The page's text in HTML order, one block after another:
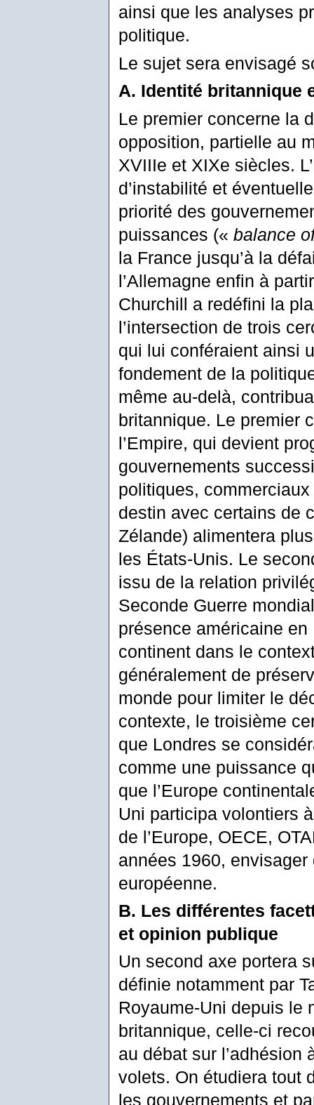
ainsi que les analyses
politique.
Le sujet sera envisagé
A. Identité britannique
Le premier concerne la
opposition, partielle au
XVIIIe et XIXe siècles.
d’instabilité et
priorité des
puissances (« balance
la France jusqu’à la
l’Allemagne enfin à
Churchill a redéfini la
l’intersection de trois
qui lui conféraient ainsi
fondement de la
même au-delà,
britannique. Le premier
l’Empire, qui devient
gouvernements
politiques, commerciaux
destin avec certains de
Zélande) alimentera
les États-Unis. Le
issu de la relation
Seconde Guerre
présence américaine
continent dans le
généralement de
monde pour limiter le
contexte, le troisième
que Londres se
comme une puissance
que l’Europe
Uni participa volontiers
de l’Europe, OECE,
années 1960, envisager
européenne.
B. Les différentes
et opinion publique
Un second axe portera
définie notamment par
Royaume-Uni depuis le
britannique, celle-ci
au débat sur
volets. On étudiera tout
les gouvernements et